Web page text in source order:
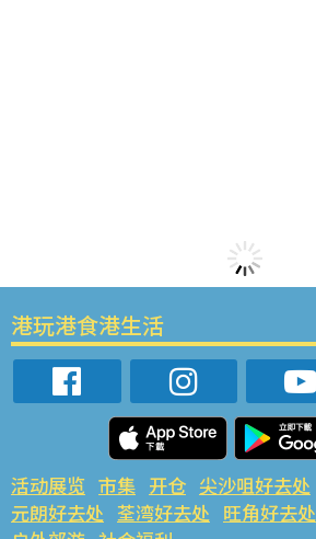
港玩港食港生活
活动展览 市集 开仓 尖沙咀好去处
元朗好去处 荃湾好去处 旺角好去处